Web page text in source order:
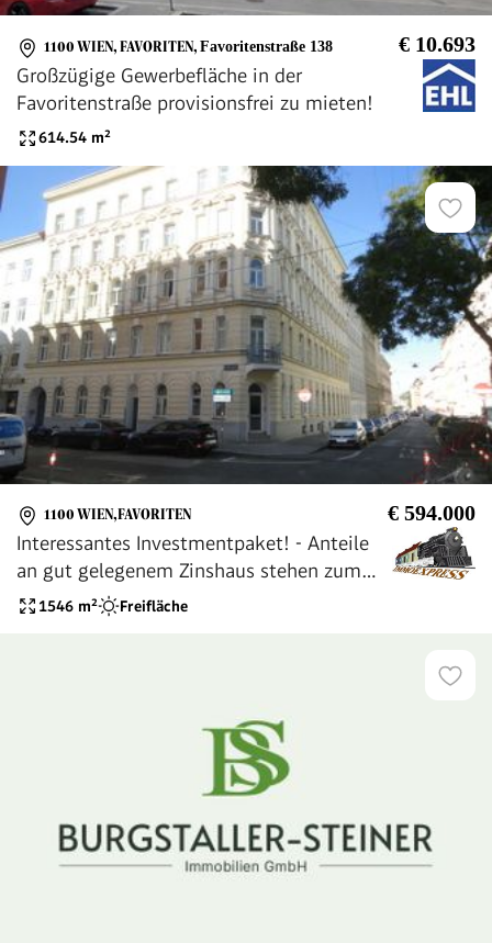
1100 WIEN, FAVORITEN, Favoritenstraße 138 € 10.693
Großzügige Gewerbefläche in der
Favoritenstraße provisionsfrei zu mieten!
614.54 m²
1100 WIEN,FAVORITEN € 594.000
Interessantes Investmentpaket! - Anteile
an gut gelegenem Zinshaus stehen zum
Verkauf!
1546 m² Freifläche